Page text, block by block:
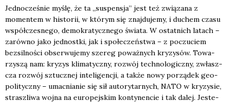
Jed­no­cze­śnie myślę, że ta „suspen­sja” jest też zwią­za­na z
momen­tem w histo­rii, w któ­rym się znaj­du­je­my, i duchem cza­su
współ­cze­sne­go, demo­kra­tycz­ne­go świa­ta. W ostat­nich latach –
zarów­no jako jed­nost­ki, jak i spo­łe­czeń­stwa – z poczu­ciem
bez­sil­no­ści obser­wu­je­my sze­reg poważ­nych kry­zy­sów. Towa­
rzy­szą nam: kry­zys kli­ma­tycz­ny, roz­wój tech­no­lo­gicz­ny, zwłasz­
cza roz­wój sztucz­nej inte­li­gen­cji, a tak­że nowy porzą­dek geo­
po­li­tycz­ny – umac­nia­nie się sił auto­ry­tar­nych, NATO w kry­zy­sie,
strasz­li­wa woj­na na euro­pej­skim kon­ty­nen­cie i tak dalej. Jeste­